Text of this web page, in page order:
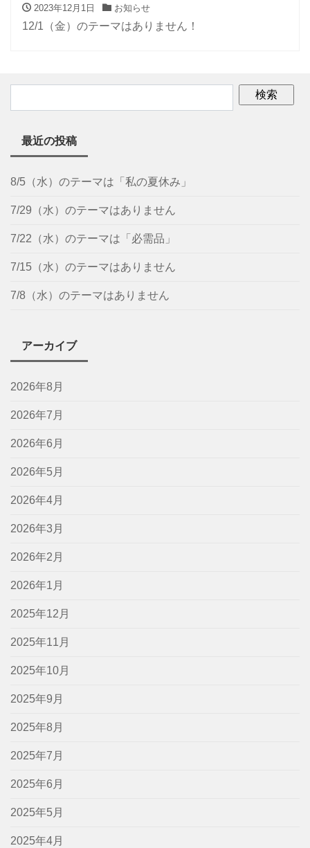
2023年12月1日 お知らせ
12/1（金）のテーマはありません！
最近の投稿
8/5（水）のテーマは「私の夏休み」
7/29（水）のテーマはありません
7/22（水）のテーマは「必需品」
7/15（水）のテーマはありません
7/8（水）のテーマはありません
アーカイブ
2026年8月
2026年7月
2026年6月
2026年5月
2026年4月
2026年3月
2026年2月
2026年1月
2025年12月
2025年11月
2025年10月
2025年9月
2025年8月
2025年7月
2025年6月
2025年5月
2025年4月